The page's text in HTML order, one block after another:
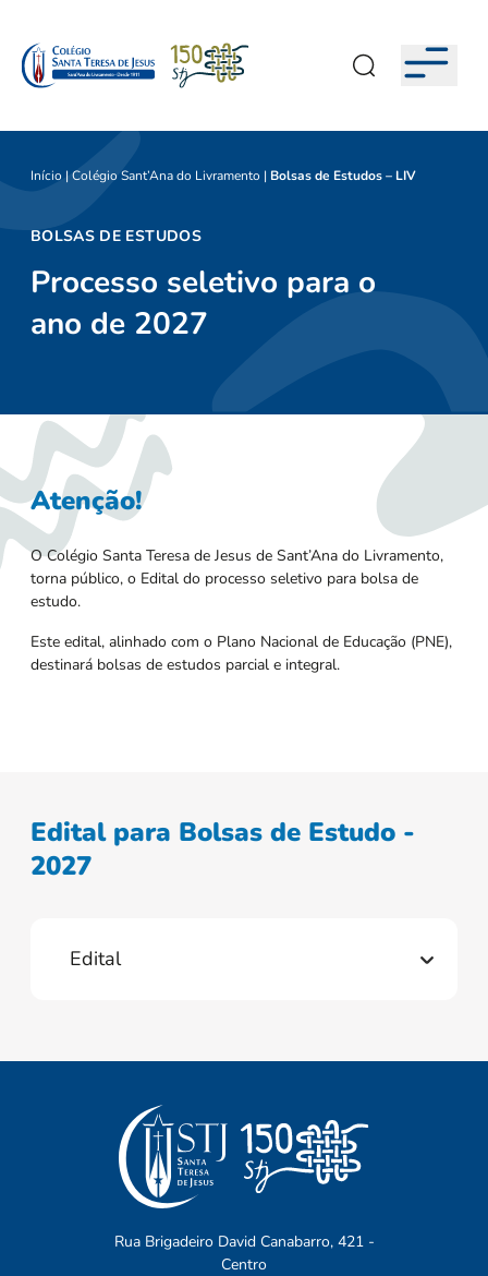
Início |Colégio Sant’Ana do Livramento | Bolsas de Estudos – LIV
BOLSAS DE ESTUDOS
Processo seletivo para o
ano de 2027
Atenção!
O Colégio Santa Teresa de Jesus de Sant’Ana do Livramento,
torna público, o Edital do processo seletivo para bolsa de
estudo.
Este edital, alinhado com o Plano Nacional de Educação (PNE),
destinará bolsas de estudos parcial e integral.
Edital para Bolsas de Estudo -
2027
Edital
(PDF - 819.48 kB)
FICHA SOCIECONÔMICA
VERSÃO final 2026
Rua Brigadeiro David Canabarro, 421 -
Centro